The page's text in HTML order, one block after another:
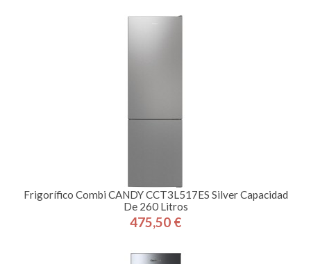
Frigorífico Combi CANDY CCT3L517ES Silver Capacidad
De 260 Litros
Precio
475,50 €